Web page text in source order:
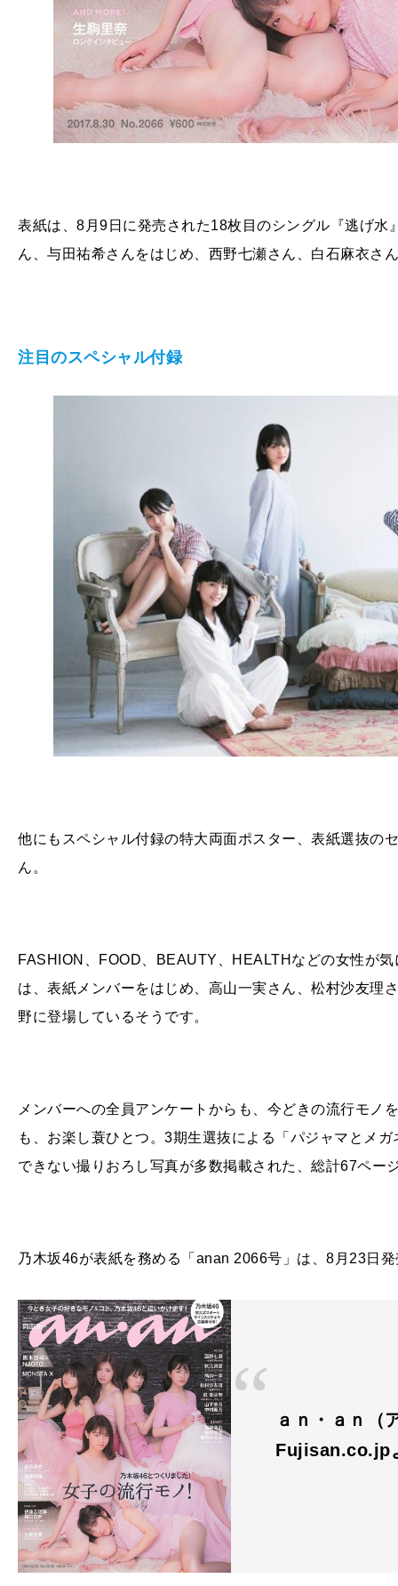
表紙は、 8月9日に発売された18枚目のシングル『逃げ
ん、与田祐希さんをはじめ、西野七瀬さん、白石麻衣さ
注目のスペシャル付録
他にもスペシャル付録の特大両面ポスター、表紙選抜の
ん。
FASHION、FOOD、BEAUTY、HEALTHなどの女性が
は、表紙メンバーをはじめ、高山一実さん、松村沙友理
野に登場しているそうです。
メンバーへの全員アンケートからも、今どきの流行モノ
も、お楽し蓑ひとつ。3期生選抜による「パジャマとメ
できない撮りおろし写真が多数掲載された、総計67ペー
乃木坂46が表紙を務める「 anan 2066号」は、8月23日
ａｎ・ａｎ（
Fujisan.co.jp